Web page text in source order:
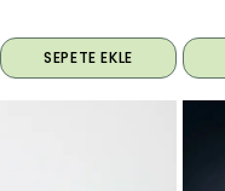
SEPETE EKLE